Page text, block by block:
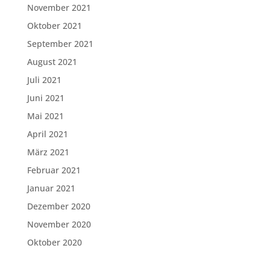
November 2021
Oktober 2021
September 2021
August 2021
Juli 2021
Juni 2021
Mai 2021
April 2021
März 2021
Februar 2021
Januar 2021
Dezember 2020
November 2020
Oktober 2020